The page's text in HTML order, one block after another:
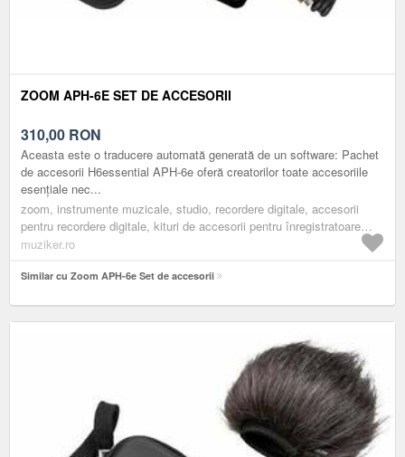
ZOOM APH-6E SET DE ACCESORII
310,00 RON
Aceasta este o traducere automată generată de un software: Pachet
de accesorii H6essential APH-6e oferă creatorilor toate accesoriile
esențiale nec...
zoom, instrumente muzicale, studio, recordere digitale, accesorii
pentru recordere digitale, kituri de accesorii pentru înregistratoare
digitale
muziker.ro
Similar cu Zoom APH-6e Set de accesorii